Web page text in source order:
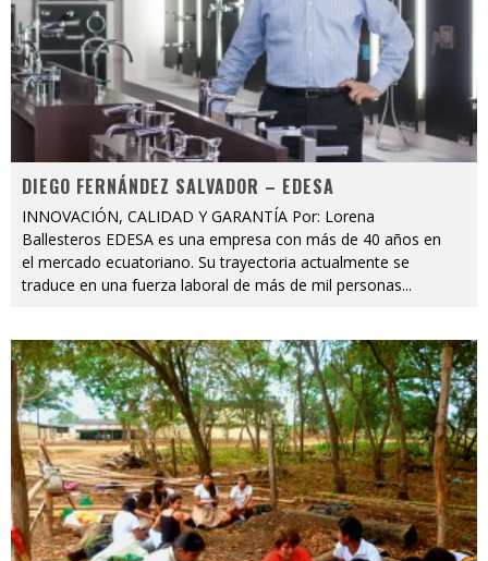
DIEGO FERNÁNDEZ SALVADOR – EDESA
INNOVACIÓN, CALIDAD Y GARANTÍA Por: Lorena
Ballesteros EDESA es una empresa con más de 40 años en
el mercado ecuatoriano. Su trayectoria actualmente se
traduce en una fuerza laboral de más de mil personas...